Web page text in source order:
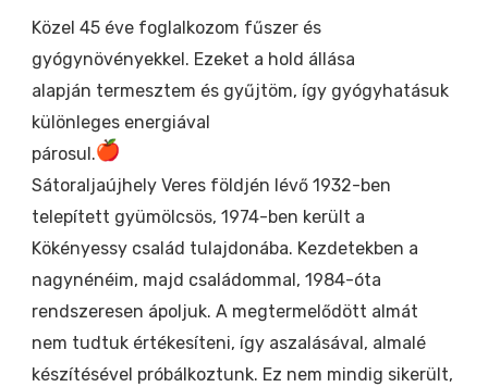
Közel 45 éve foglalkozom fűszer és
gyógynövényekkel. Ezeket a hold állása
alapján termesztem és gyűjtöm, így gyógyhatásuk
különleges energiával
párosul.
Sátoraljaújhely Veres földjén lévő 1932-ben
telepített gyümölcsös, 1974-ben került a
Kökényessy család tulajdonába. Kezdetekben a
nagynénéim, majd családommal, 1984-óta
rendszeresen ápoljuk. A megtermelődött almát
nem tudtuk értékesíteni, így aszalásával, almalé
készítésével próbálkoztunk. Ez nem mindig sikerült,